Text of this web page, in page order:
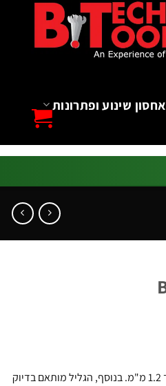
אחסון שינוע ופתרונות
מקורי של B.Tech – מזין חוטי ריתוך בקטרים 0.6 עד 1.2 מ"מ. בנוסף, הגליל מותאם בדיוק